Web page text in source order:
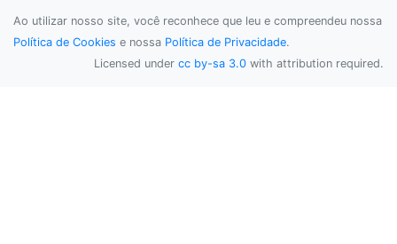
Ao utilizar nosso site, você reconhece que leu e compreendeu nossa
Política de Cookies e nossa Política de Privacidade.
Licensed under cc by-sa 3.0 with attribution required.